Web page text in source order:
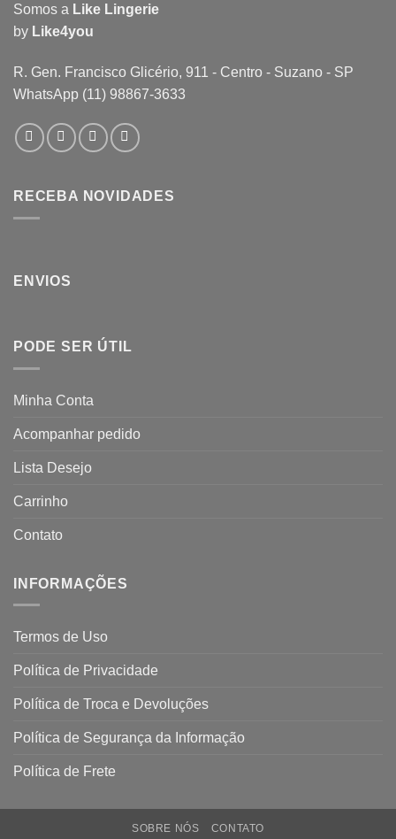
Somos a Like Lingerie
by Like4you
R. Gen. Francisco Glicério, 911 - Centro - Suzano - SP
WhatsApp (11) 98867-3633
RECEBA NOVIDADES
ENVIOS
PODE SER ÚTIL
Minha Conta
Acompanhar pedido
Lista Desejo
Carrinho
Contato
INFORMAÇÕES
Termos de Uso
Política de Privacidade
Política de Troca e Devoluções
Política de Segurança da Informação
Política de Frete
SOBRE NÓS CONTATO